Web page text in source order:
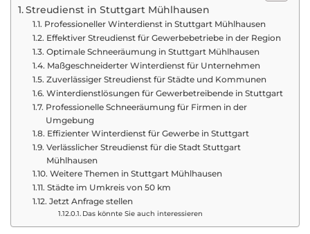
Streudienst in Stuttgart Mühlhausen
Professioneller Winterdienst in Stuttgart Mühlhausen
Effektiver Streudienst für Gewerbebetriebe in der Region
Optimale Schneeräumung in Stuttgart Mühlhausen
Maßgeschneiderter Winterdienst für Unternehmen
Zuverlässiger Streudienst für Städte und Kommunen
Winterdienstlösungen für Gewerbetreibende in Stuttgart
Professionelle Schneeräumung für Firmen in der
Umgebung
Effizienter Winterdienst für Gewerbe in Stuttgart
Verlässlicher Streudienst für die Stadt Stuttgart
Mühlhausen
Weitere Themen in Stuttgart Mühlhausen
Städte im Umkreis von 50 km
Jetzt Anfrage stellen
Das könnte Sie auch interessieren